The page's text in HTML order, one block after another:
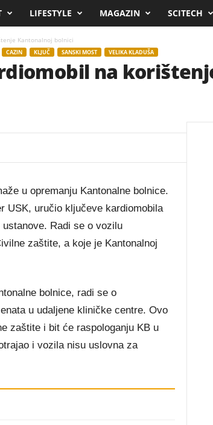
LIFESTYLE MAGAZIN SCITECH
Kantonalnoj bolnici
CAZIN KLJUČ SANSKI MOST VELIKA KLADUŠA
na
u opremanju Kantonalne bolnice.
USK, uručio ključeve kardiomobila
Radi se o vozilu
zaštite, a koje je Kantonalnoj
bolnice, radi se o
u udaljene kliničke centre. Ovo
zaštite i bit će raspologanju KB u
i vozila nisu uslovna za